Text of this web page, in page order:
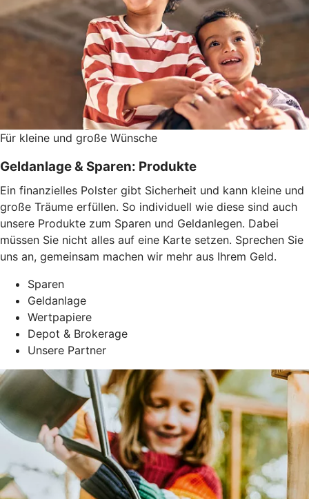
Für kleine und große Wünsche
Geldanlage & Sparen: Produkte
Ein finanzielles Polster gibt Sicherheit und kann kleine und
große Träume erfüllen. So individuell wie diese sind auch
unsere Produkte zum Sparen und Geldanlegen. Dabei
müssen Sie nicht alles auf eine Karte setzen. Sprechen Sie
uns an, gemeinsam machen wir mehr aus Ihrem Geld.
Sparen
Geldanlage
Wertpapiere
Depot & Brokerage
Unsere Partner